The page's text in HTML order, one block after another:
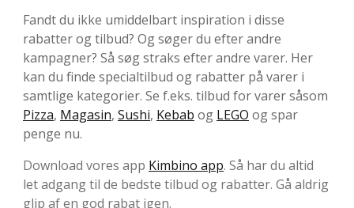
Fandt du ikke umiddelbart inspiration i disse
rabatter og tilbud? Og søger du efter andre
kampagner? Så søg straks efter andre varer. Her
kan du finde specialtilbud og rabatter på varer i
samtlige kategorier. Se f.eks. tilbud for varer såsom
Pizza, Magasin, Sushi, Kebab og LEGO og spar
penge nu.
Download vores app Kimbino app. Så har du altid
let adgang til de bedste tilbud og rabatter. Gå aldrig
glip af en god rabat igen.